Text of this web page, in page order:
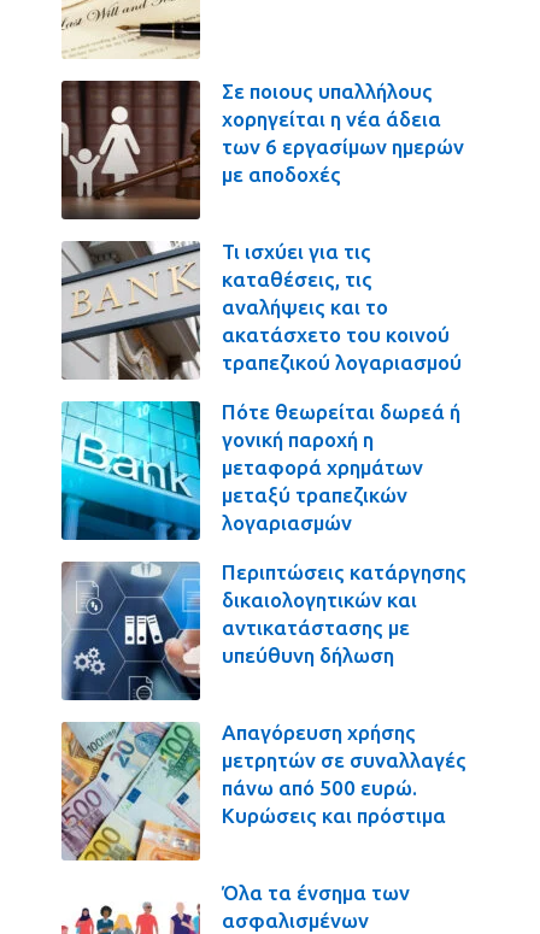
Σε ποιους υπαλλήλους
χορηγείται η νέα άδεια
των 6 εργασίμων ημερών
με αποδοχές
Τι ισχύει για τις
καταθέσεις, τις
αναλήψεις και το
ακατάσχετο του κοινού
τραπεζικού λογαριασμού
Πότε θεωρείται δωρεά ή
γονική παροχή η
μεταφορά χρημάτων
μεταξύ τραπεζικών
λογαριασμών
Περιπτώσεις κατάργησης
δικαιολογητικών και
αντικατάστασης με
υπεύθυνη δήλωση
Απαγόρευση χρήσης
μετρητών σε συναλλαγές
πάνω από 500 ευρώ.
Κυρώσεις και πρόστιμα
Όλα τα ένσημα των
ασφαλισμένων